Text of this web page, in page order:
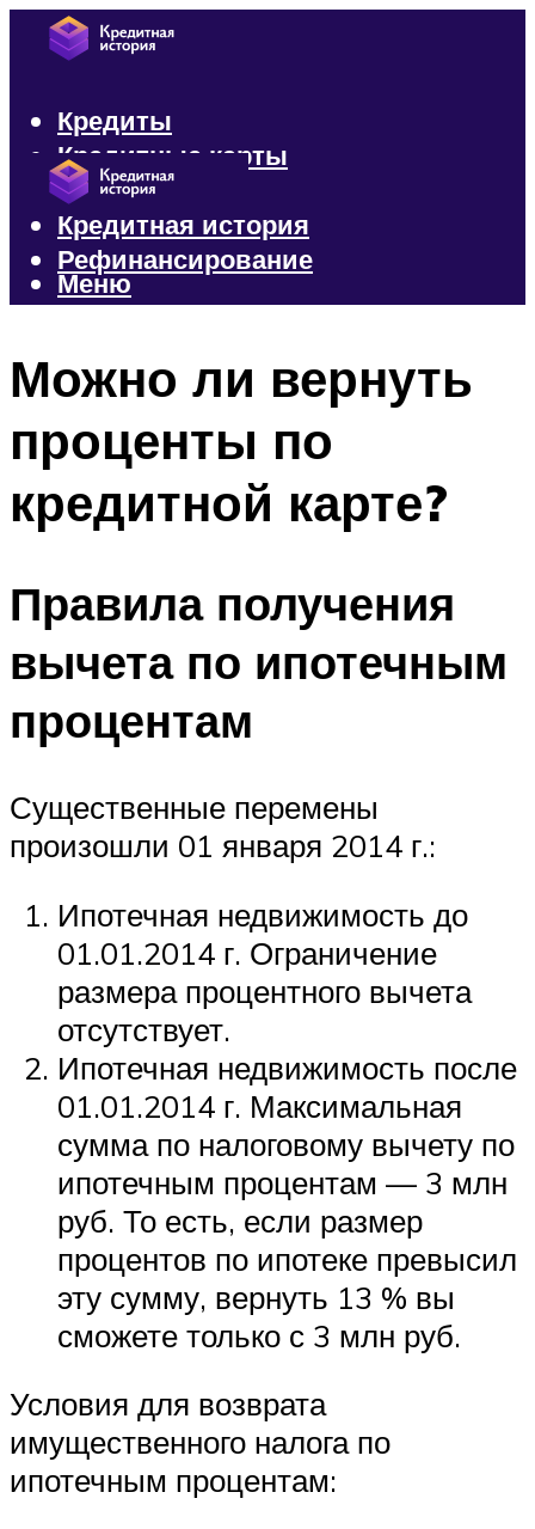
Кредиты
Кредитные карты
Микрозаймы
Кредитная история
Рефинансирование
Меню
Можно ли вернуть
проценты по
кредитной карте?
Правила получения
вычета по ипотечным
процентам
Существенные перемены
произошли 01 января 2014 г.:
Ипотечная недвижимость до
01.01.2014 г. Ограничение
размера процентного вычета
отсутствует.
Ипотечная недвижимость после
01.01.2014 г. Максимальная
сумма по налоговому вычету по
ипотечным процентам — 3 млн
руб. То есть, если размер
процентов по ипотеке превысил
эту сумму, вернуть 13 % вы
сможете только с 3 млн руб.
Условия для возврата
имущественного налога по
ипотечным процентам: